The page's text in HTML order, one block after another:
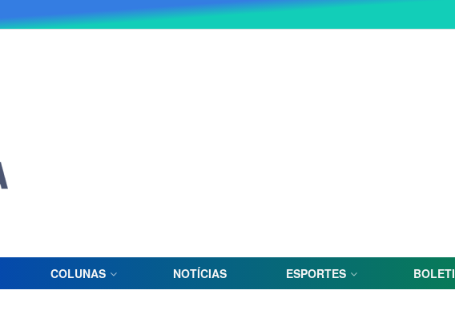
COLUNAS NOTÍCIAS ESPORTES